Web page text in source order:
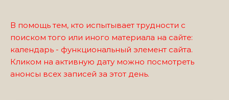
В помощь тем, кто испытывает трудности с
поиском того или иного материала на сайте:
календарь - функциональный элемент сайта.
Кликом на активную дату можно посмотреть
анонсы всех записей за этот день.